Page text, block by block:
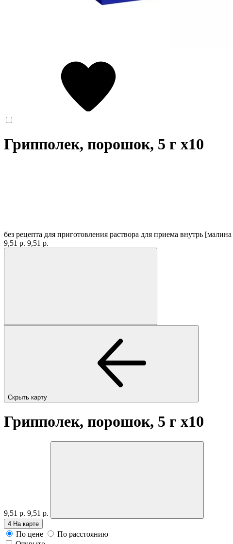
Грипполек, порошок, 5 г x10
без рецепта для приготовления раствора для приема внутрь
9,51 р. 9,51 р.
Скрыть карту
Грипполек, порошок, 5 г x10
9,51 р. 9,51 р.
4 На карте
По цене
По расстоянию